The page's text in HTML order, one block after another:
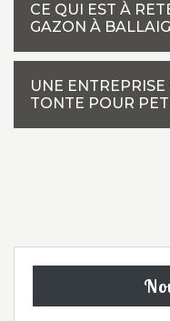
CE QUI EST À
GAZON À
UNE
TONTE POUR